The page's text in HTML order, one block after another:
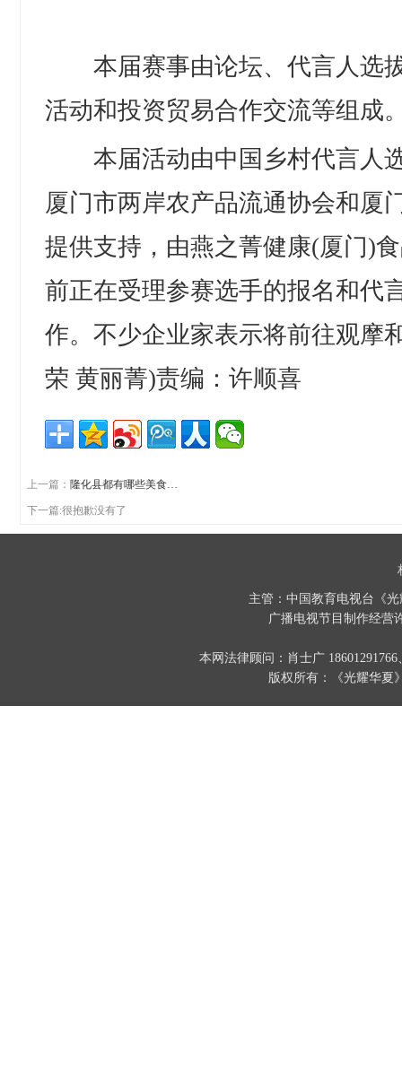
本届赛事由论坛、代言人选
活动和投资贸易合作交流等组成
本届活动由中国乡村代言人
厦门市两岸农产品流通协会和厦
提供支持，由燕之菁健康(厦门)
前正在受理参赛选手的报名和代
作。不少企业家表示将前往观摩
荣 黄丽菁)责编：许顺喜
上一篇： 隆化县都有哪些美食…
下一篇:很抱歉没有了
主管：中国教育电视台《
广播电视节目制作经营
本网法律顾问：肖士广
版权所有：《光耀华夏